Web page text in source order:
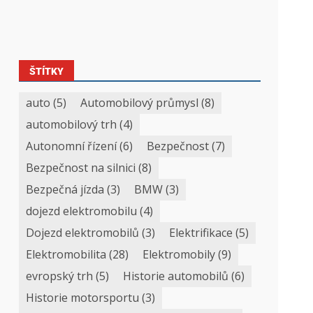
ŠTÍTKY
auto (5) Automobilový průmysl (8)
automobilový trh (4)
Autonomní řízení(6) Bezpečnost(7)
Bezpečnost na silnici (8)
Bezpečná jízda (3) BMW(3)
dojezd elektromobilu (4)
Dojezd elektromobilů (3) Elektrifikace (5)
Elektromobilita (28) Elektromobily(9)
evropský trh (5) Historie automobilů (6)
Historie motorsportu (3)